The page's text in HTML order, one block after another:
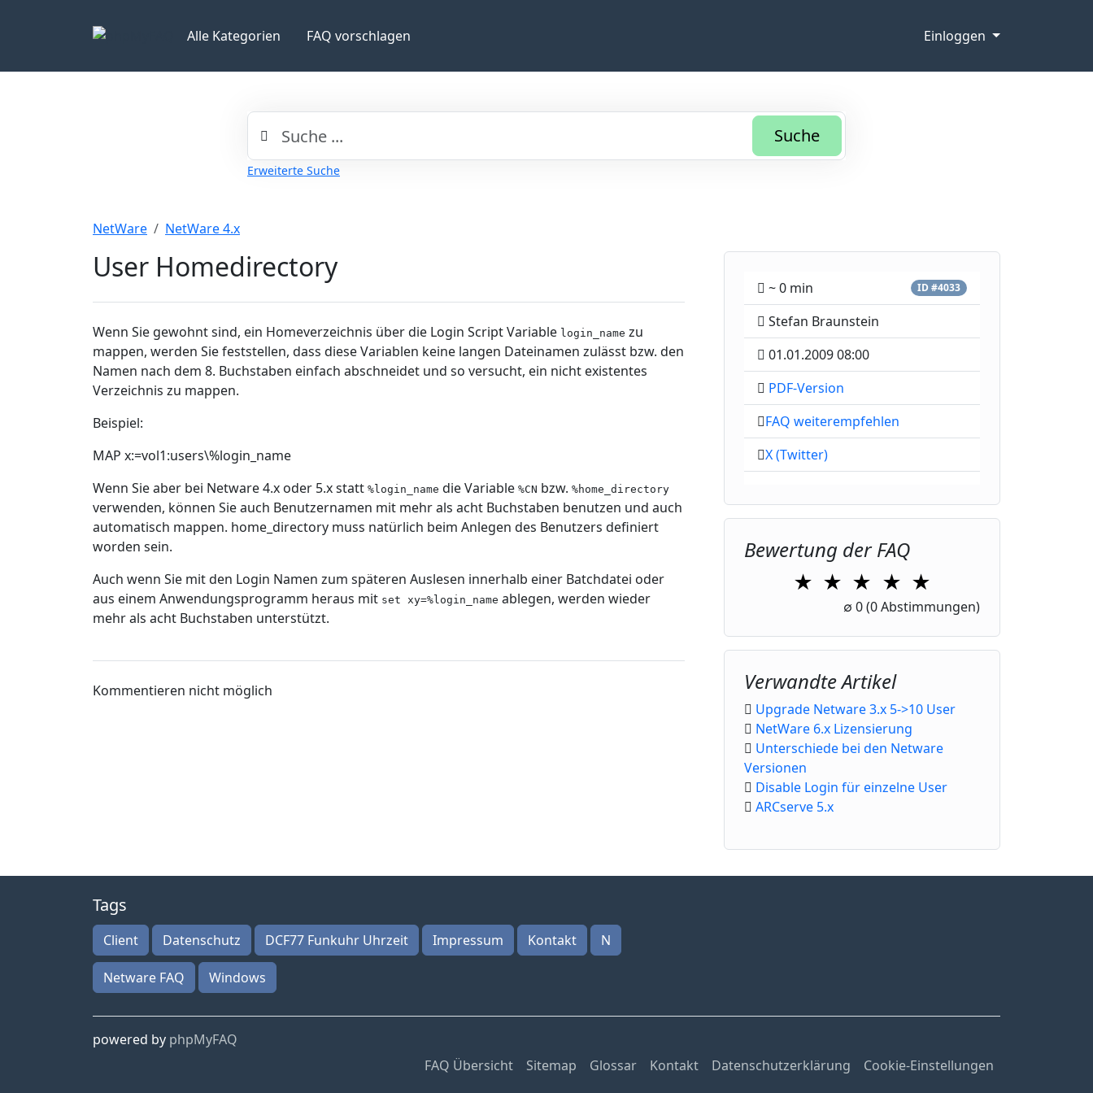
Alle Kategorien FAQ vorschlagen Einloggen
Suche
Erweiterte Suche
NetWare NetWare 4.x
User Homedirectory
Wenn Sie gewohnt sind, ein Homeverzeichnis über die Login Script Variable login_name zu
mappen, werden Sie feststellen, dass diese Variablen keine langen Dateinamen zulässt bzw. den
Namen nach dem 8. Buchstaben einfach abschneidet und so versucht, ein nicht existentes
Verzeichnis zu mappen.
Beispiel:
MAP x:=vol1:users\%login_name
Wenn Sie aber bei Netware 4.x oder 5.x statt %login_name die Variable %CN bzw. %home_directory
verwenden, können Sie auch Benutzernamen mit mehr als acht Buchstaben benutzen und auch
automatisch mappen. home_directory muss natürlich beim Anlegen des Benutzers definiert
worden sein.
Auch wenn Sie mit den Login Namen zum späteren Auslesen innerhalb einer Batchdatei oder
aus einem Anwendungsprogramm heraus mit set xy=%login_name ablegen, werden wieder
mehr als acht Buchstaben unterstützt.
Kommentieren nicht möglich
~ 0 min ID #4033
Stefan Braunstein
01.01.2009 08:00
PDF-Version
FAQ weiterempfehlen
X (Twitter)
Bewertung der FAQ
★
1 Star
★
2 Stars
★
3 Stars
★
4 Stars
★
5 Stars
∅ 0(0 Abstimmungen)
Verwandte Artikel
Upgrade Netware 3.x 5->10 User
NetWare 6.x Lizensierung
Unterschiede bei den Netware
Versionen
Disable Login für einzelne User
ARCserve 5.x
Tags
Client Datenschutz DCF77 Funkuhr Uhrzeit Impressum Kontakt N
Netware FAQ Windows
powered by phpMyFAQ
FAQ Übersicht
Sitemap Glossar Kontakt Datenschutzerklärung Cookie-Einstellungen